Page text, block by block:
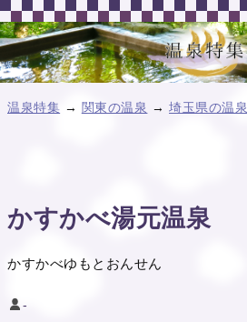
温泉特集 → 関東の温泉 →埼玉県の温泉
かすかべ湯元温泉
かすかべゆもとおんせん
-